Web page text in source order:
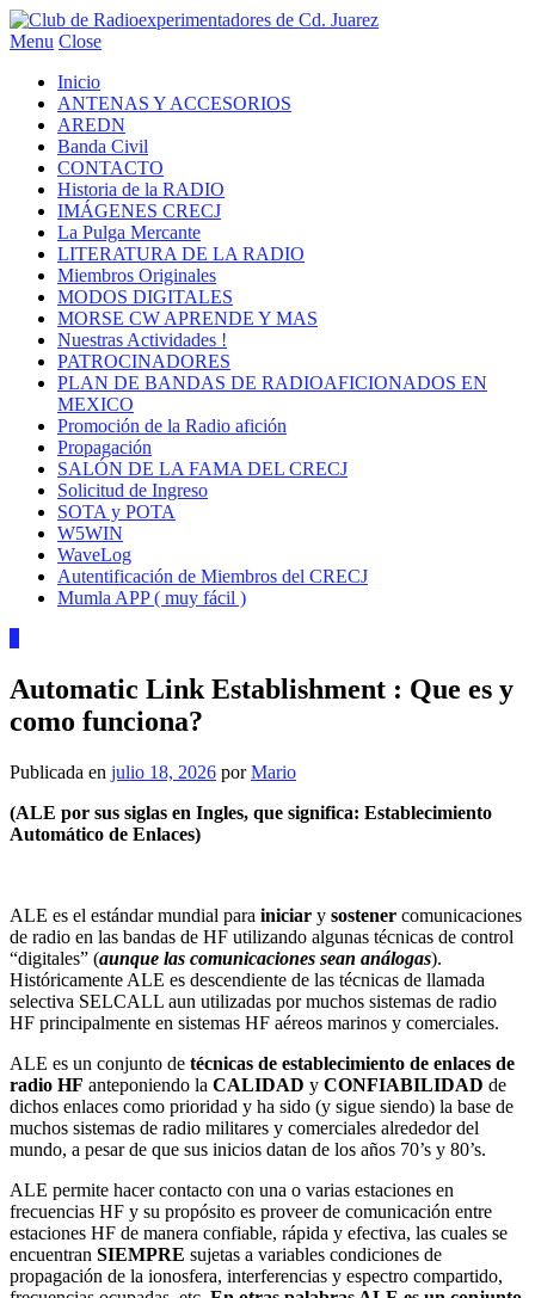
Menu Close
Inicio
ANTENAS Y ACCESORIOS
AREDN
Banda Civil
CONTACTO
Historia de la RADIO
IMÁGENES CRECJ
La Pulga Mercante
LITERATURA DE LA RADIO
Miembros Originales
MODOS DIGITALES
MORSE CW APRENDE Y MAS
Nuestras Actividades !
PATROCINADORES
PLAN DE BANDAS DE RADIOAFICIONADOS EN
MEXICO
Promoción de la Radio afición
Propagación
SALÓN DE LA FAMA DEL CRECJ
Solicitud de Ingreso
SOTA y POTA
W5WIN
WaveLog
Autentificación de Miembros del CRECJ
Mumla APP ( muy fácil )
Automatic Link Establishment : Que es y
como funciona?
Publicada en julio 18, 2026 porMario
(ALE por sus siglas en Ingles, que significa: Establecimiento
Automático de Enlaces)
ALE es el estándar mundial para iniciar y sostener comunicaciones
de radio en las bandas de HF utilizando algunas técnicas de control
“digitales” (aunque las comunicaciones sean análogas).
Históricamente ALE es descendiente de las técnicas de llamada
selectiva SELCALL aun utilizadas por muchos sistemas de radio
HF principalmente en sistemas HF aéreos marinos y comerciales.
ALE es un conjunto de técnicas de establecimiento de enlaces de
radio HF anteponiendo la CALIDAD y CONFIABILIDAD de
dichos enlaces como prioridad y ha sido (y sigue siendo) la base de
muchos sistemas de radio militares y comerciales alrededor del
mundo, a pesar de que sus inicios datan de los años 70’s y 80’s.
ALE permite hacer contacto con una o varias estaciones en
frecuencias HF y su propósito es proveer de comunicación entre
estaciones HF de manera confiable, rápida y efectiva, las cuales se
encuentran SIEMPRE sujetas a variables condiciones de
propagación de la ionosfera, interferencias y espectro compartido,